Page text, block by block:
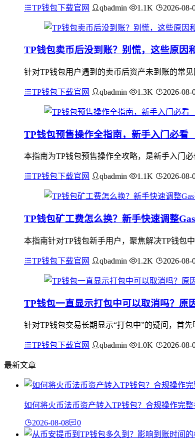
TP钱包下载官网 qbadmin 1.1K 2026-08-
TP钱包卖币后没到账？别慌，这些原因
针对TP钱包用户遇到的卖币后资产未到账的常
TP钱包下载官网 qbadmin 1.3K 2026-08-
TP钱包预售操作全指南，新手入门必看
本指南为TP钱包预售操作全攻略，是新手入门
TP钱包下载官网 qbadmin 1.1K 2026-08-
TP钱包矿工费怎么换？新手快速调整
本指南针对TP钱包新手用户，聚焦解决TP钱包
TP钱包下载官网 qbadmin 1.2K 2026-08-
TP钱包一直显示打包中可以取消吗？原
针对TP钱包交易长期显示“打包中”的疑问，首
TP钱包下载官网 qbadmin 1.0K 2026-08-
最新文章
如何将火币法币资产转入TP钱包？合规操作完整
2026-08-08 0